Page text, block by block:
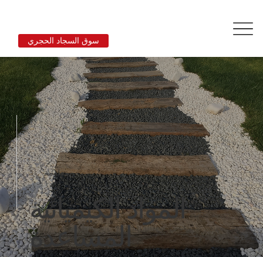
سوق السجاد الحجري
معلومة
المواد الكيميائية
المساعدة